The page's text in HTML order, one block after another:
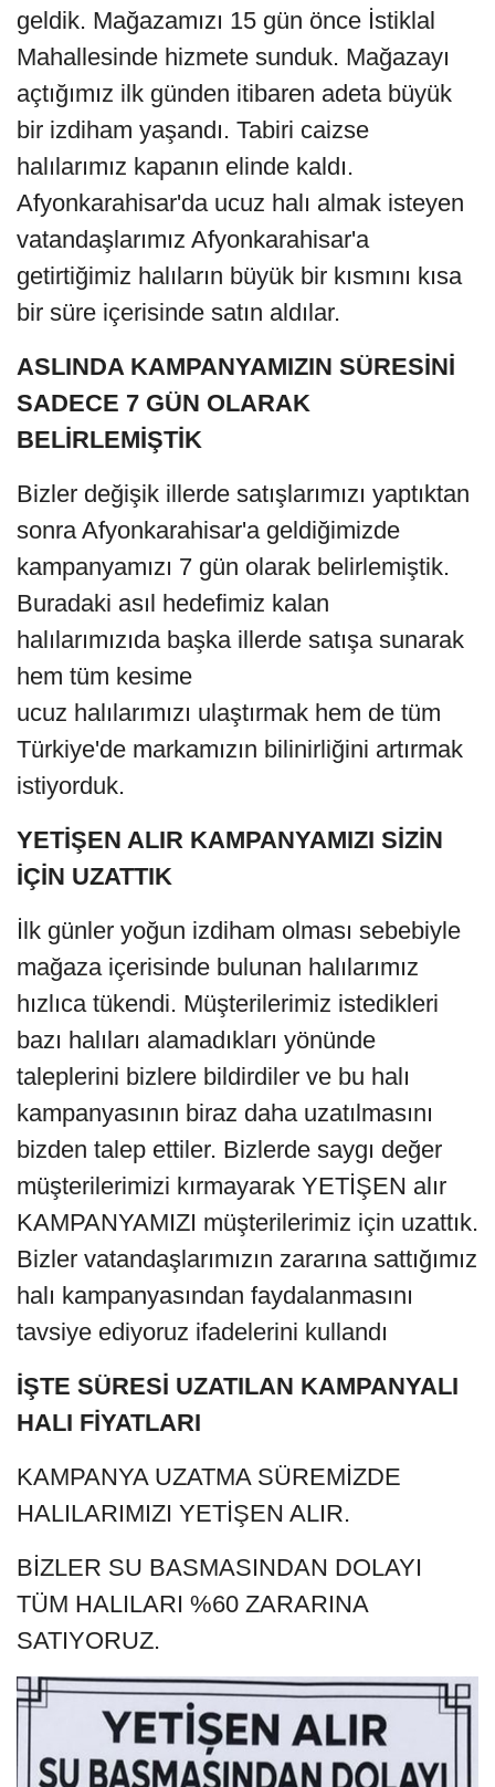
geldik. Mağazamızı 15 gün önce İstiklal
Mahallesinde hizmete sunduk. Mağazayı
açtığımız ilk günden itibaren adeta büyük
bir izdiham yaşandı. Tabiri caizse
halılarımız kapanın elinde kaldı.
Afyonkarahisar'da ucuz halı almak isteyen
vatandaşlarımız Afyonkarahisar'a
getirtiğimiz halıların büyük bir kısmını kısa
bir süre içerisinde satın aldılar.
ASLINDA KAMPANYAMIZIN SÜRESİNİ
SADECE 7 GÜN OLARAK
BELİRLEMİŞTİK
Bizler değişik illerde satışlarımızı yaptıktan
sonra Afyonkarahisar'a geldiğimizde
kampanyamızı 7 gün olarak belirlemiştik.
Buradaki asıl hedefimiz kalan
halılarımızıda başka illerde satışa sunarak
hem tüm kesime
ucuz halılarımızı ulaştırmak hem de tüm
Türkiye'de markamızın bilinirliğini artırmak
istiyorduk.
YETİŞEN ALIR KAMPANYAMIZI SİZİN
İÇİN UZATTIK
İlk günler yoğun izdiham olması sebebiyle
mağaza içerisinde bulunan halılarımız
hızlıca tükendi. Müşterilerimiz istedikleri
bazı halıları alamadıkları yönünde
taleplerini bizlere bildirdiler ve bu halı
kampanyasının biraz daha uzatılmasını
bizden talep ettiler. Bizlerde saygı değer
müşterilerimizi kırmayarak YETİŞEN alır
KAMPANYAMIZI müşterilerimiz için uzattık.
Bizler vatandaşlarımızın zararına sattığımız
halı kampanyasından faydalanmasını
tavsiye ediyoruz ifadelerini kullandı
İŞTE SÜRESİ UZATILAN KAMPANYALI
HALI FİYATLARI
KAMPANYA UZATMA SÜREMİZDE
HALILARIMIZI YETİŞEN ALIR.
BİZLER SU BASMASINDAN DOLAYI
TÜM HALILARI %60 ZARARINA
SATIYORUZ.